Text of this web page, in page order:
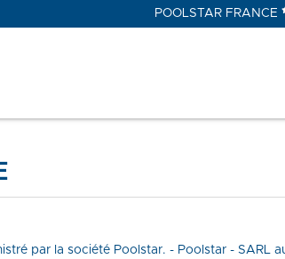
POOLSTAR FRANCE
par la société Poolstar. - Poolstar - SARL